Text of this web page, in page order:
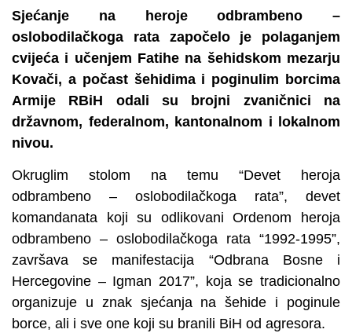
Sjećanje na heroje odbrambeno –
oslobodilačkoga rata započelo je polaganjem
cvijeća i učenjem Fatihe na šehidskom mezarju
Kovači, a počast šehidima i poginulim borcima
Armije RBiH odali su brojni zvaničnici na
državnom, federalnom, kantonalnom i lokalnom
nivou.
Okruglim stolom na temu “Devet heroja
odbrambeno – oslobodilačkoga rata”, devet
komandanata koji su odlikovani Ordenom heroja
odbrambeno – oslobodilačkoga rata “1992-1995”,
završava se manifestacija “Odbrana Bosne i
Hercegovine – Igman 2017”, koja se tradicionalno
organizuje u znak sjećanja na šehide i poginule
borce, ali i sve one koji su branili BiH od agresora.